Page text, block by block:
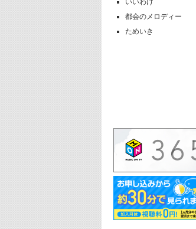
いいわけ
都会のメロディー
ためいき